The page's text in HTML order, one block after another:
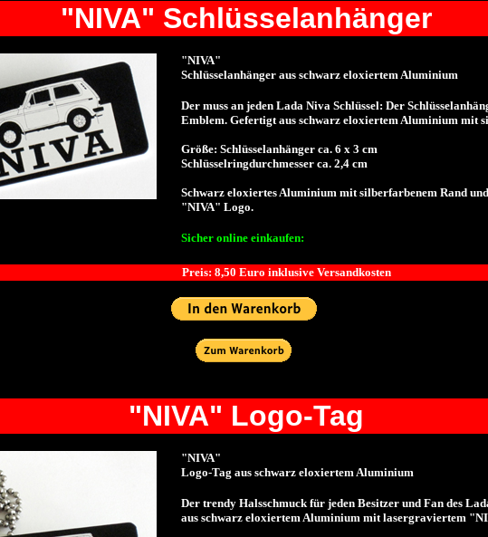
"NIVA" Schlüsselanhänger
"NIVA"
Schlüsselanhänger aus schwarz eloxiertem Aluminium
Der muss an jeden Lada Niva Schlüssel: Der
Emblem. Gefertigt aus schwarz eloxiertem Aluminium mit
Größe: Schlüsselanhänger ca. 6 x 3 cm
Schlüsselringdurchmesser ca. 2,4 cm
Schwarz eloxiertes Aluminium mit silberfarbenem Rand
"NIVA" Logo.
Sicher online einkaufen:
Preis: 8,50 Euro inklusive Versandkosten
"NIVA" Logo-Tag
"NIVA"
Logo-Tag aus schwarz eloxiertem Aluminium
Der trendy Halsschmuck für jeden Besitzer und Fan des
aus schwarz eloxiertem Aluminium mit lasergraviertem